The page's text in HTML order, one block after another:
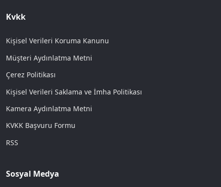
Kvkk
Kişisel Verileri Koruma Kanunu
Müşteri Aydınlatma Metni
Çerez Politikası
Kişisel Verileri Saklama ve İmha Politikası
Kamera Aydınlatma Metni
KVKK Başvuru Formu
RSS
Sosyal Medya